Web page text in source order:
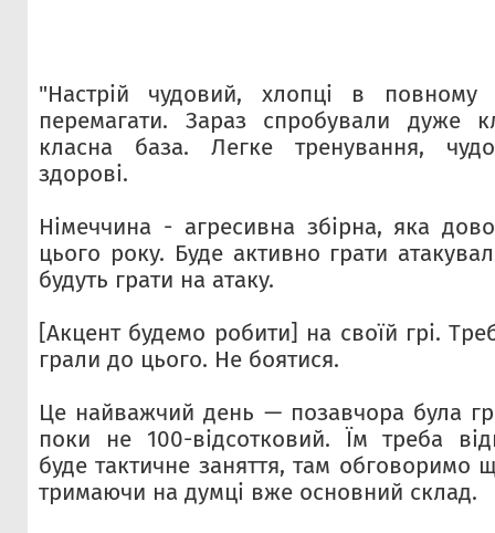
"Настрій чудовий, хлопці в повному
перемагати. Зараз спробували дуже
класна база. Легке тренування,
здорові.
Німеччина - агресивна збірна, яка
цього року. Буде активно грати
будуть грати на атаку.
[Акцент будемо робити] на своїй грі.
грали до цього. Не боятися.
Це найважчий день — позавчора була
поки не 100-відсотковий. Їм треба
буде тактичне заняття, там обговоримо
тримаючи на думці вже основний склад.